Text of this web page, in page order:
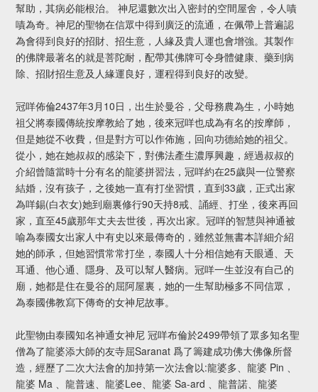
幫助，其病必能根治。 神尼還數次出入密封的空間屋舍，令人嘖
嘖為奇。神尼的聖物在信眾中得到廣泛的流通，在佩帶上普遍認
為會得到良好的招財、招生意，人緣及貴人運也會增強。其製作
的佛牌最著名的就是菩陀耐，配帶其佛牌可令身體健康、藥到病
除、招財招生意及人緣運良好，運程得到良好的改變。
冠咩佈倫2437年3月10日，出生於曼谷，父母務農為生，小時她
祖父將泰國傳統按摩教給了她，後來冠咩也成為有名的按摩師，
但是她從不收費，但是對方可以作佈施，回向功德給她的祖父。
從小，她在她叔叔的感染下，對佛法產生濃厚興趣，經過叔叔的
介紹曾隨當時十分有名的龍婆拼習法，冠咩約在25歲與一位警察
結婚，沒有孩子，之後她一直有打坐習慣，直到33歲，正式出家
為咩錫(白衣女)她到廟裏修行90天持8戒、誦經、打坐，後來再回
家，直至45歲那年丈夫去世後，再次出家。冠咩的智慧與神通被
喻為泰國女出家人中有史以來最傳奇的，雖然並無書本詳細介紹
她的師承，但她習慣常常打坐，泰國人十分相信她有天眼通、天
耳通、他心通、隱身、及可以幫人醫病。冠咩一生並沒有自己的
廟，她都是住在曼谷的屈阿屋裏，她的一生幫助極多不同信眾，
為泰國佛教寫下傳奇的女神尼故事。
此聖物由泰國知名神通女神尼 冠咩布倫於2499帶領了眾多知名聖
僧為了龍婆添大師的友寺屈Saranat 爲了籌建成功佛大佛像所督
造，經歷了二次大法會的加持第一次法會以:龍婆多、龍婆 Pin 、
龍婆 Ma 、龍普速、龍婆Lee、龍婆 Sa-ard 、龍普諾、龍婆